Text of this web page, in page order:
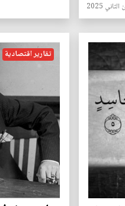
تقارير اقتصادية